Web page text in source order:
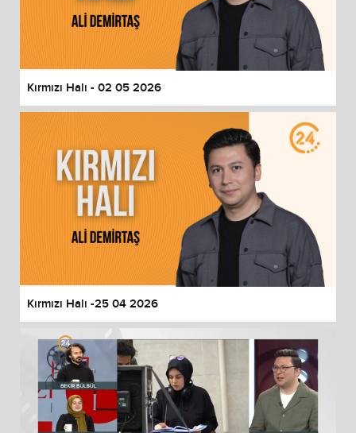
Kırmızı Halı - 02 05 2026
Kırmızı Halı -25 04 2026